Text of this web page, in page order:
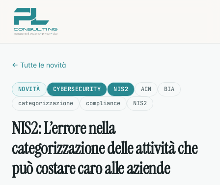
← Tutte le novità
NOVITÀ CYBERSECURITY NIS2 ACN
BIA
categorizzazione
compliance NIS2
NIS2: L’errore nella
categorizzazione delle attività che
può costare caro alle aziende